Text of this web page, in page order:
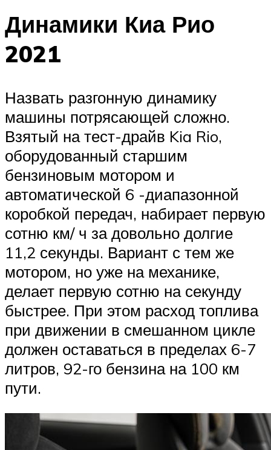
Динамики Киа Рио
2021
Назвать разгонную динамику
машины потрясающей сложно.
Взятый на тест-драйв Kia Rio,
оборудованный старшим
бензиновым мотором и
автоматической 6 -диапазонной
коробкой передач, набирает первую
сотню км/ ч за довольно долгие
11,2 секунды. Вариант с тем же
мотором, но уже на механике,
делает первую сотню на секунду
быстрее. При этом расход топлива
при движении в смешанном цикле
должен оставаться в пределах 6-7
литров, 92-го бензина на 100 км
пути.